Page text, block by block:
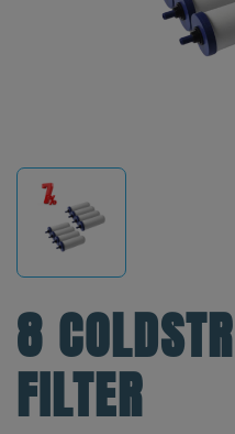
8
FILTER